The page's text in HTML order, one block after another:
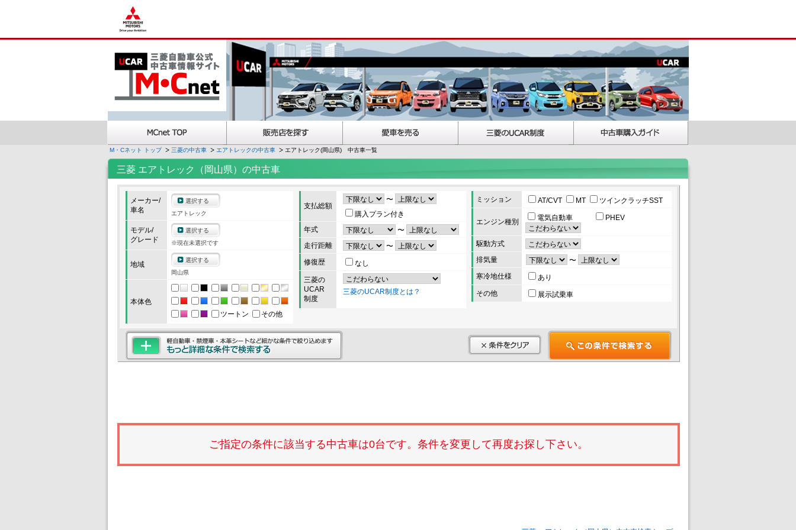
M・Cネット トップ 三菱の中古車 エアトレックの中古車 エアトレック(岡山県) 中古車一覧
三菱 エアトレック（岡山県）の中古車
メーカー/
車名
選択する
エアトレック
モデル/
グレード
選択する
※現在未選択です
地域
選択する
岡山県
本体色
ツートン
その他
支払総額
〜
購入プラン付き
年式
〜
走行距離
〜
修復歴
なし
三菱の
UCAR
制度
三菱のUCAR制度とは？
ミッション AT/CVT MT ツインクラッチSST
エンジン種別 電気自動車 PHEV
駆動方式
排気量
〜
寒冷地仕様
あり
その他
展示試乗車
ご指定の条件に該当する中古車は0台です。条件を変更して再度お探し下さい。